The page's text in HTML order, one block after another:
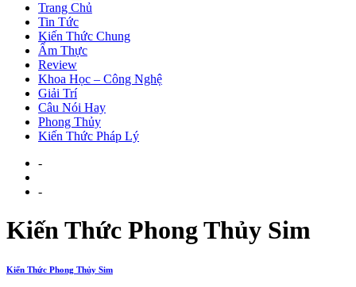
Trang Chủ
Tin Tức
Kiến Thức Chung
Ẩm Thực
Review
Khoa Học – Công Nghệ
Giải Trí
Câu Nói Hay
Phong Thủy
Kiến Thức Pháp Lý
-
-
Kiến Thức Phong Thủy Sim
Kiến Thức Phong Thủy Sim